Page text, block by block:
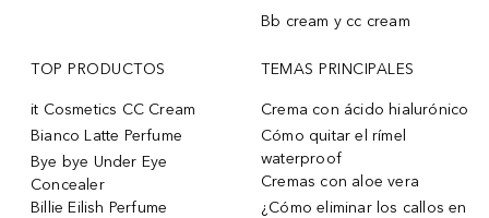
Bb cream y cc cream
TOP PRODUCTOS
it Cosmetics CC Cream
Bianco Latte Perfume
Bye bye Under Eye
Concealer
Billie Eilish Perfume
TEMAS PRINCIPALES
Crema con ácido hialurónico
Cómo quitar el rímel
waterproof
Cremas con aloe vera
¿Cómo eliminar los callos en